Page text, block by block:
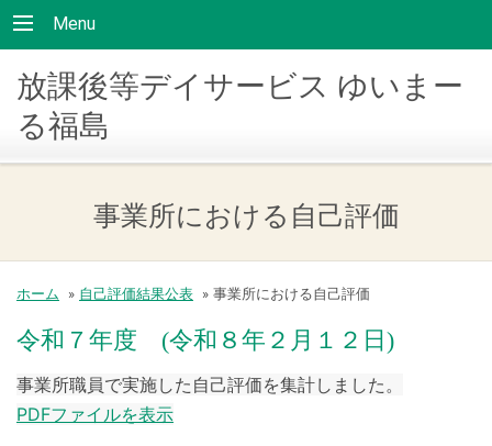
Menu
放課後等デイサービス ゆいまー
る福島
事業所における自己評価
ホーム » 自己評価結果公表 » 事業所における自己評価
令和７年度 (令和８年２月１２日)
事業所職員で実施した自己評価を集計しました。
PDFファイルを表示